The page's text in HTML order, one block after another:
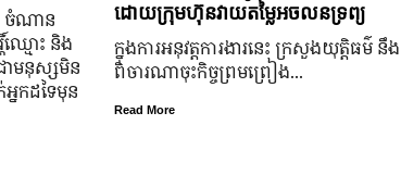
ចំណាន
ឈ្មោះ និង​
ជា​មនុស្ស​មិន​
នក​ដទៃ​មុន​
ដោយក្រុមហ៊ុនវាយតម្លៃអចលនទ្រព្យ
ក្នុងការអនុវត្តការងារនេះ ក្រសួងយុត្តិធម៌ នឹង
ពិចារណាចុះកិច្ចព្រមព្រៀង...
Read More